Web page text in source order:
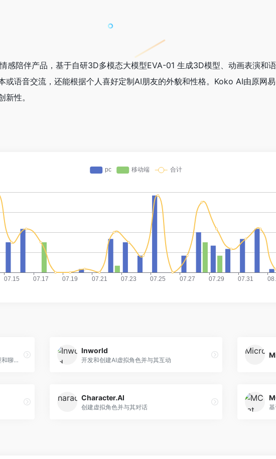
感陪伴产品，基于自研3D多模态大模型EVA-01 生成3D模型、动画表演和
或语音交流，还能根据个人喜好定制AI朋友的外貌和性格。Koko AI由原网
性。
幻方量化旗下深度求索推出的开源大模型和聊天助手
Inworld
开发和创建AI虚拟角色并与其互动
Character.AI
创建虚拟角色并与其对话